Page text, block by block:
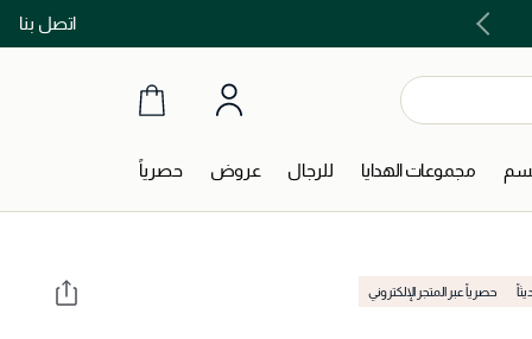
اتصل بنااشتري الآن و ادفع لاحقاً مع تابي و تمارا!
مجموعات الهدايا للرجال عروض حصرياً
حصرياً عبر المتجر الإلكتروني